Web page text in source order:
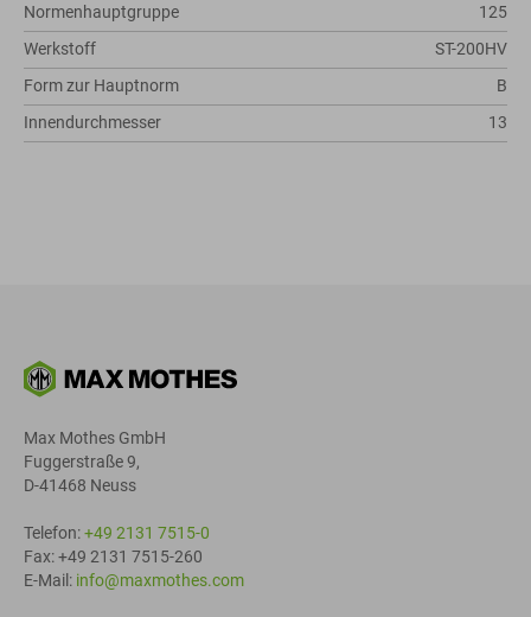
Normenhauptgruppe
125
Werkstoff
ST-200HV
Form zur Hauptnorm
B
Innendurchmesser
13
Max Mothes GmbH
Fuggerstraße 9,
D-41468 Neuss
Telefon:+49 2131 7515-0
Fax: +49 2131 7515-260
E-Mail: info@maxmothes.com